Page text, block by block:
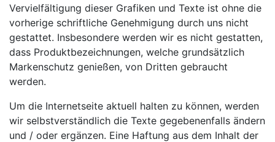
Vervielfältigung dieser Grafiken und Texte ist ohne die
vorherige schriftliche Genehmigung durch uns nicht
gestattet. Insbesondere werden wir es nicht gestatten,
dass Produktbezeichnungen, welche grundsätzlich
Markenschutz genießen, von Dritten gebraucht
werden.
Um die Internetseite aktuell halten zu können, werden
wir selbstverständlich die Texte gegebenenfalls ändern
und / oder ergänzen. Eine Haftung aus dem Inhalt der